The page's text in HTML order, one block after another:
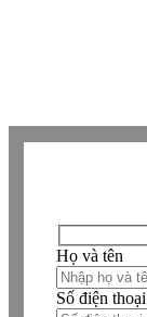
Họ và tên
Số điện thoại